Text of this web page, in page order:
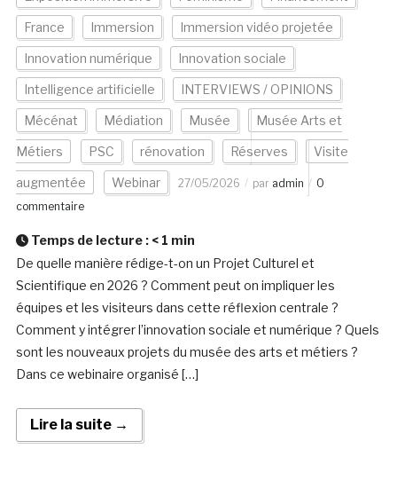
France Immersion Immersion vidéo projetée
Innovation numérique Innovation sociale
Intelligence artificielle INTERVIEWS / OPINIONS
Mécénat Médiation Musée Musée Arts et
Métiers PSC rénovation Réserves Visite
augmentée Webinar 27/05/2026 par admin
0
commentaire
Temps de lecture : < 1 min
De quelle manière rédige-t-on un Projet Culturel et
Scientifique en 2026 ? Comment peut on impliquer les
équipes et les visiteurs dans cette réflexion centrale ?
Comment y intégrer l’innovation sociale et numérique ? Quels
sont les nouveaux projets du musée des arts et métiers ?
Dans ce webinaire organisé […]
Lire la suite →